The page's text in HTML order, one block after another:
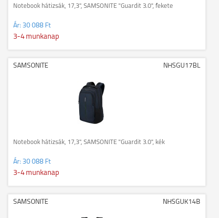
Notebook hátizsák, 17,3", SAMSONITE "Guardit 3.0", fekete
Ár: 30 088 Ft
3-4 munkanap
SAMSONITE NHSGU17BL
Notebook hátizsák, 17,3", SAMSONITE "Guardit 3.0", kék
Ár: 30 088 Ft
3-4 munkanap
SAMSONITE NHSGUK14B